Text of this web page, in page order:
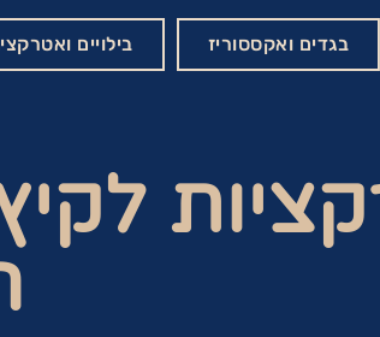
בגדים ואקססוריז בילויים